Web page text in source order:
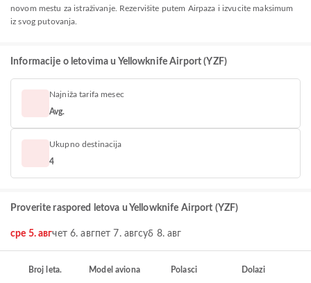
novom mestu za istraživanje. Rezervišite putem Airpaza i izvucite maksimum
iz svog putovanja.
Informacije o letovima u Yellowknife Airport (YZF)
Najniža tarifa mesec
Avg.
Ukupno destinacija
4
Proverite raspored letova u Yellowknife Airport (YZF)
сре 5. авгчет 6. авгпет 7. авгсуб 8. авг
Broj leta. Model aviona Polasci Dolazi